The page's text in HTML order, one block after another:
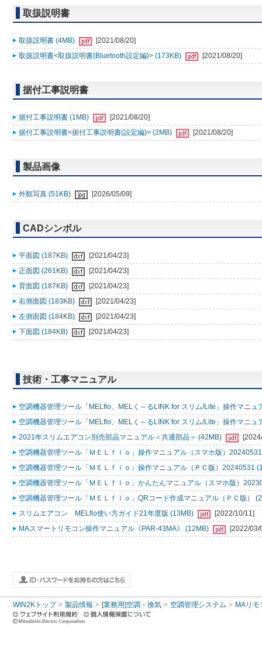
取扱説明書
取扱説明書 (4MB)
[2021/08/20]
取扱説明書<取扱説明書(Bluetooth設定編)> (173KB)
[2021/08/20]
据付工事説明書
据付工事説明書 (1MB)
[2021/08/20]
据付工事説明書<据付工事説明書(設定編)> (2MB)
[2021/08/20]
製品画像
外観写真 (51KB) [2026/05/09]
CADシンボル
平面図 (187KB)
[2021/04/23]
正面図 (261KB)
[2021/04/23]
背面図 (187KB)
[2021/04/23]
右側面図 (183KB)
[2021/04/23]
左側面図 (184KB)
[2021/04/23]
下面図 (184KB)
[2021/04/23]
技術・工事マニュアル
空調機器管理ツール「MELflo、MELく～るLINK for スリム/Lite」操作マニュ
空調機器管理ツール「MELflo、MELく～るLINK for スリム/Lite」操作マニュ
2021年スリムエアコン別売部品マニュアル＜共通部品＞ (42MB)
空調機器管理ツール「ＭＥＬｆｌｏ」操作マニュアル（スマホ版）
空調機器管理ツール「ＭＥＬｆｌｏ」操作マニュアル（ＰＣ版）20240531
空調機器管理ツール「ＭＥＬｆｌｏ」かんたんマニュアル（スマホ版）
空調機器管理ツール「ＭＥＬｆｌｏ」QRコード作成マニュアル（ＰＣ版）
スリムエアコン MELflo使い方ガイド21年度版 (13MB)
[2022/10/11]
MAスマートリモコン操作マニュアル《PAR-43MA》 (12MB)
[2022/03/
WIN2Kトップ 製品情報 [業務用]空調・換気 空調管理システム MAリモ